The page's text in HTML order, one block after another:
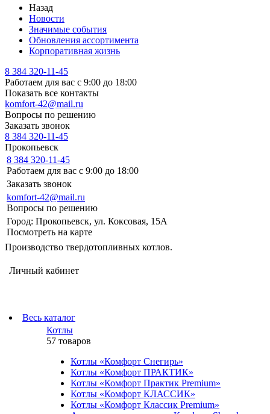
Назад
Новости
Значимые события
Обновления ассортимента
Корпоративная жизнь
8 384 320-11-45
Работаем для вас с 9:00 до 18:00
Показать все контакты
komfort-42@mail.ru
Вопросы по решению
Заказать звонок
8 384 320-11-45
Прокопьевск
8 384 320-11-45
Работаем для вас с 9:00 до 18:00
Заказать звонок
komfort-42@mail.ru
Вопросы по решению
Город: Прокопьевск, ул. Коксовая, 15А
Посмотреть на карте
Производство твердотопливных котлов.
Личный кабинет
Весь каталог
Котлы
57 товаров
Котлы «Комфорт Снегирь»
Котлы «Комфорт ПРАКТИК»
Котлы «Комфорт Практик Premium»
Котлы «Комфорт КЛАССИК»
Котлы «Комфорт Классик Premium»